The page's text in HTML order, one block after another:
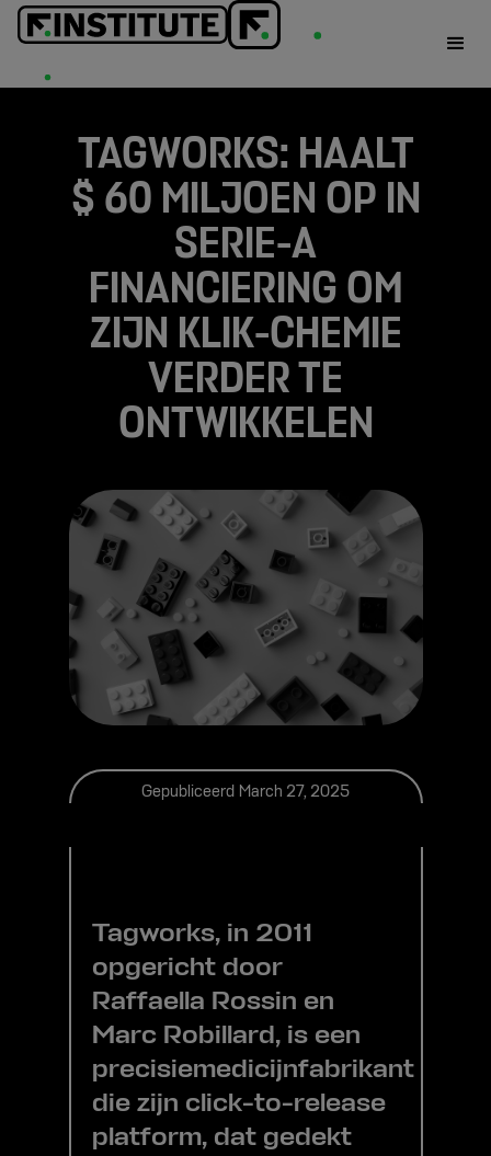
TAGWORKS: HAALT
$ 60 MILJOEN OP IN
SERIE-A
FINANCIERING OM
ZIJN KLIK-CHEMIE
VERDER TE
ONTWIKKELEN
Gepubliceerd March 27, 2025
Tagworks, in 2011
opgericht door
Raffaella Rossin en
Marc Robillard, is een
precisiemedicijnfabrikant
die zijn click-to-release
platform, dat gedekt